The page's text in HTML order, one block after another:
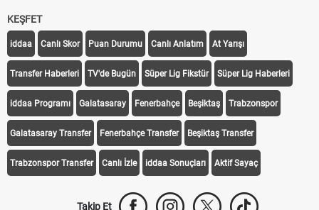
KEŞFET
iddaa Canlı Skor Puan Durumu Canlı Anlatım At Yarışı
Transfer Haberleri TV'de Bugün Süper Lig Fikstür Süper Lig Haberleri
iddaa Programı Galatasaray Fenerbahçe Beşiktaş Trabzonspor
Galatasaray Transfer Fenerbahçe Transfer Beşiktaş Transfer
Canlı İzle iddaa Sonuçları Aktif Sayaç